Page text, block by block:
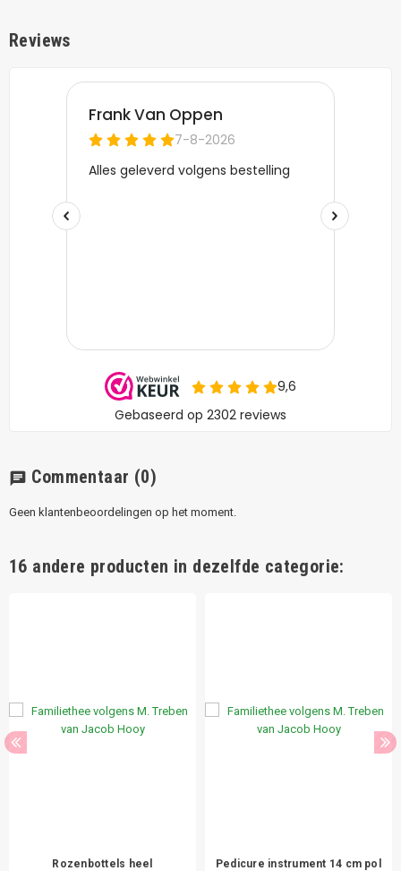
Reviews
chat Commentaar (0)
Geen klantenbeoordelingen op het moment.
16 andere producten in dezelfde categorie:
Rozenbottels heel
Pedicure instrument 14 cm pol